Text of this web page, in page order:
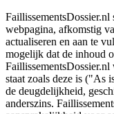
webpagina, afkomstig
actualiseren en aan te
mogelijk dat de inhoud
staat zoals deze is ("As
de deugdelijkheid,
anderszins.